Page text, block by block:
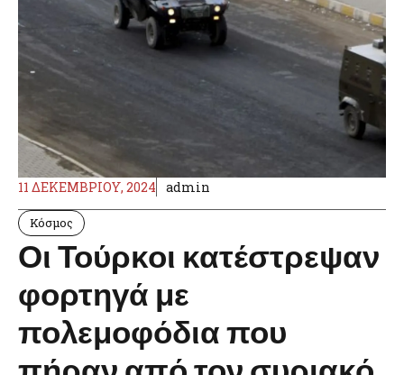
11 ΔΕΚΕΜΒΡΊΟΥ, 2024 admin
Κόσμος
Οι Τούρκοι κατέστρεψαν
φορτηγά με
πολεμοφόδια που